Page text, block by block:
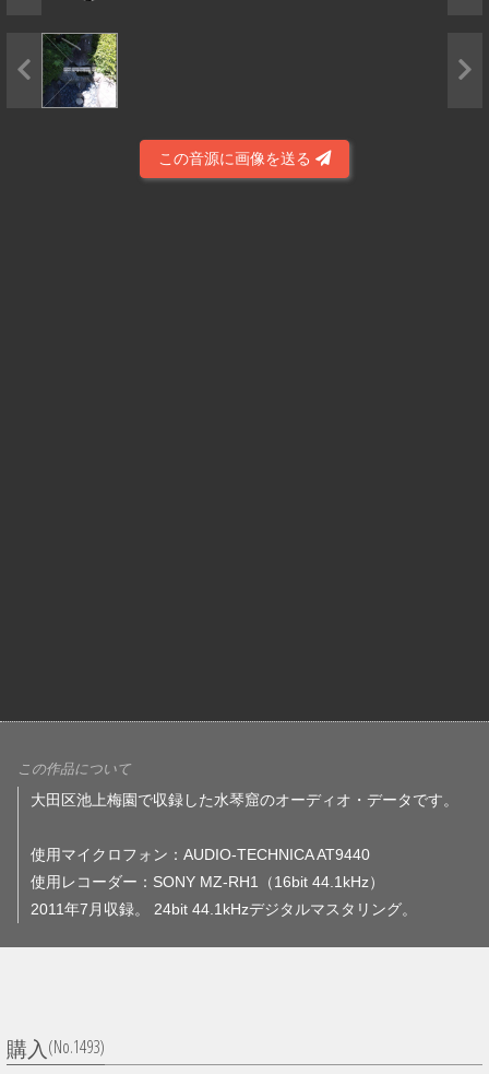
この音源に画像を送る
この作品について
大田区池上梅園で収録した水琴窟のオーディオ・データです。
使用マイクロフォン：AUDIO-TECHNICA AT9440
使用レコーダー：SONY MZ-RH1（16bit 44.1kHz）
2011年7月収録。 24bit 44.1kHzデジタルマスタリング。
購入 (No.1493)